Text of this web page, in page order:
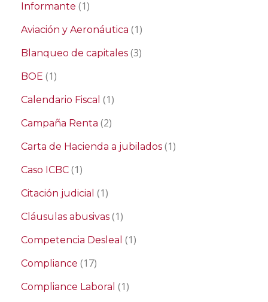
Informante (1)
Aviación y Aeronáutica (1)
Blanqueo de capitales (3)
BOE (1)
Calendario Fiscal (1)
Campaña Renta (2)
Carta de Hacienda a jubilados (1)
Caso ICBC (1)
Citación judicial (1)
Cláusulas abusivas (1)
Competencia Desleal (1)
Compliance (17)
Compliance Laboral (1)